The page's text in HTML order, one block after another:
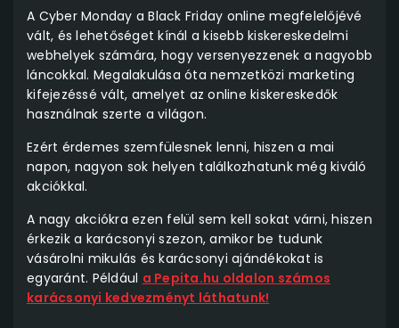
A Cyber Monday a Black Friday online megfelelőjévé
vált, és lehetőséget kínál a kisebb kiskereskedelmi
webhelyek számára, hogy versenyezzenek a nagyobb
láncokkal. Megalakulása óta nemzetközi marketing
kifejezéssé vált, amelyet az online kiskereskedők
használnak szerte a világon.
Ezért érdemes szemfülesnek lenni, hiszen a mai
napon, nagyon sok helyen találkozhatunk még kiváló
akciókkal.
A nagy akciókra ezen felül sem kell sokat várni, hiszen
érkezik a karácsonyi szezon, amikor be tudunk
vásárolni mikulás és karácsonyi ajándékokat is
egyaránt. Például a Pepita.hu oldalon számos
karácsonyi kedvezményt láthatunk!